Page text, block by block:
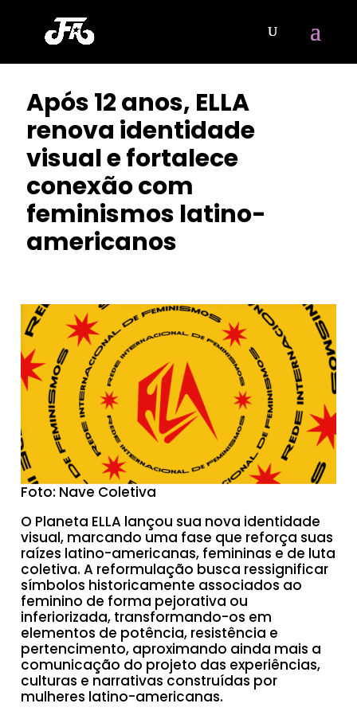
Após 12 anos, ELLA
renova identidade
visual e fortalece
conexão com
feminismos latino-
americanos
Foto: Nave Coletiva
O Planeta ELLA lançou sua nova identidade
visual, marcando uma fase que reforça suas
raízes latino-americanas, femininas e de luta
coletiva. A reformulação busca ressignificar
símbolos historicamente associados ao
feminino de forma pejorativa ou
inferiorizada, transformando-os em
elementos de potência, resistência e
pertencimento, aproximando ainda mais a
comunicação do projeto das experiências,
culturas e narrativas construídas por
mulheres latino-americanas.